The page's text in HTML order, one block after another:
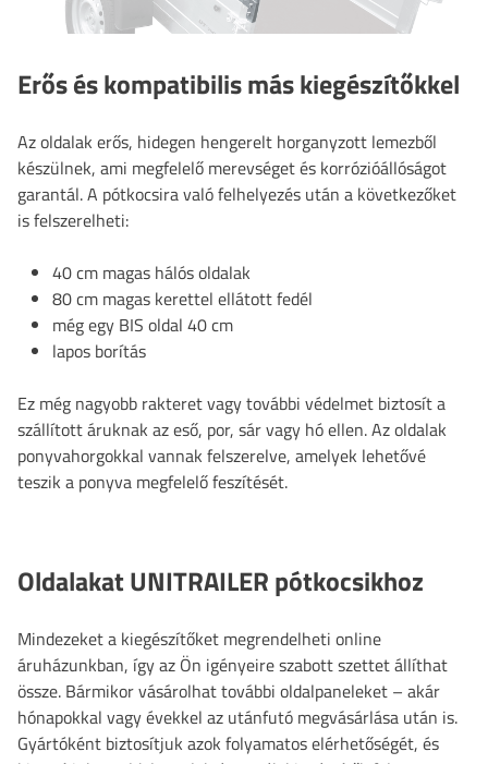
Erős és kompatibilis más kiegészítőkkel
Az oldalak erős, hidegen hengerelt horganyzott lemezből
készülnek, ami megfelelő merevséget és korrózióállóságot
garantál. A pótkocsira való felhelyezés után a következőket
is felszerelheti:
40 cm magas hálós oldalak
80 cm magas kerettel ellátott fedél
még egy BIS oldal 40 cm
lapos borítás
Ez még nagyobb rakteret vagy további védelmet biztosít a
szállított áruknak az eső, por, sár vagy hó ellen. Az oldalak
ponyvahorgokkal vannak felszerelve, amelyek lehetővé
teszik a ponyva megfelelő feszítését.
Oldalakat UNITRAILER pótkocsikhoz
Mindezeket a kiegészítőket megrendelheti online
áruházunkban, így az Ön igényeire szabott szettet állíthat
össze. Bármikor vásárolhat további oldalpaneleket – akár
hónapokkal vagy évekkel az utánfutó megvásárlása után is.
Gyártóként biztosítjuk azok folyamatos elérhetőségét, és